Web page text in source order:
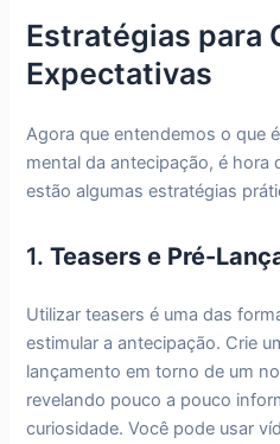
Estratégias para
Expectativas
Agora que entendemos o que
mental da antecipação, é hora
estão algumas estratégias
1.Teasers e Pré-
Utilizar teasers é uma das
estimular a antecipação. Crie
lançamento em torno de um
revelando pouco a pouco
curiosidade. Você pode usar